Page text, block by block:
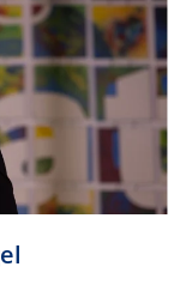
el